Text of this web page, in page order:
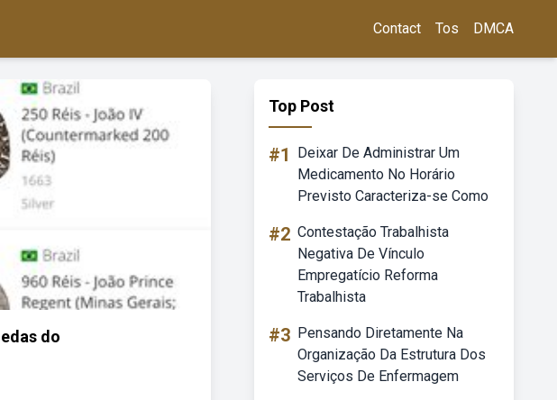
Contact Tos DMCA
do
Top Post
#1
Deixar De Administrar Um
Medicamento No Horário
Previsto Caracteriza-se Como
#2 Contestação Trabalhista
Negativa De Vínculo
Empregatício Reforma
Trabalhista
#3 Pensando Diretamente Na
Organização Da Estrutura Dos
Serviços De Enfermagem